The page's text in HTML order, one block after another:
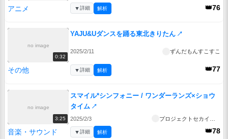
アニメ 👑76
▼詳細 解析
no image
0:32
YAJU&Uダンスを踊る東北きりたん ↗
2025/2/11 ずんだもんすこすこ
その他 👑77
▼詳細 解析
no image
3:25
スマイル*シンフォニー / ワンダーランズ×ショウ
タイム ↗
2025/2/3
音楽・サウンド 👑78
▼詳細 解析